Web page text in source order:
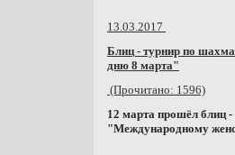
13.03.2017
Блиц - турнир по
дню 8 марта"
(Прочитано: 1596)
12 марта прошёл блиц
"Международному